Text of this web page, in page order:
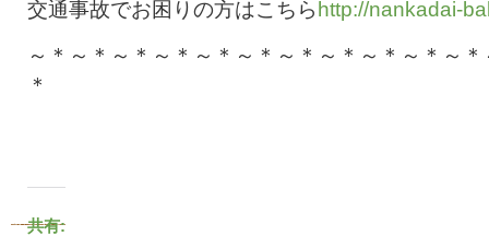
交通事故でお困りの方はこちら http://nankadai-
～＊～＊～＊～＊～＊～＊～＊～＊～＊～＊～
＊
共有: